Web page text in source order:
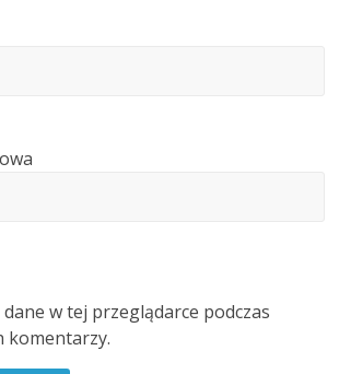
w tej przeglądarce podczas
komentarzy.